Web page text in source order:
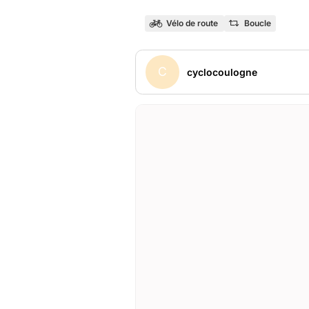
Vélo de route Boucle
C cyclocoulogne